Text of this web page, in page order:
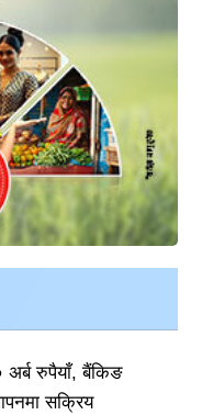
अर्ब रुपैयाँ, बैंकिङ
सक्रिय